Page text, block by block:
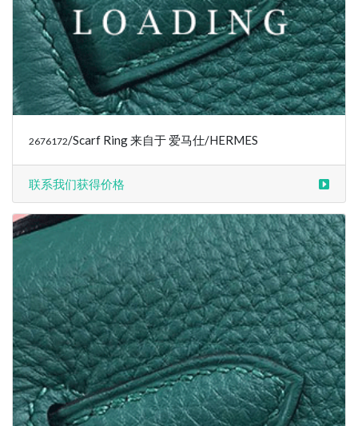
2676172/Scarf Ring 来自于 爱马仕/HERMES
联系我们获得价格